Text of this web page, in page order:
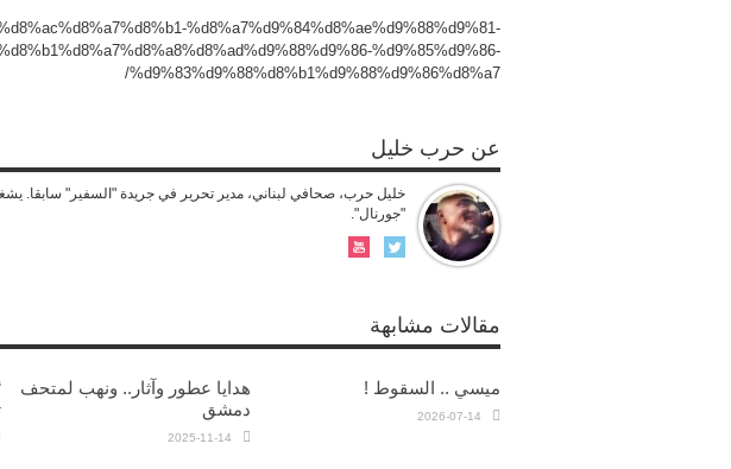
%d8%a7%d9%84%d8%ae%d9%88%d9%81-
%d9%85%d9%86-
%d9%83%d9%88%d8%b1%d9%88%d9%86%d8%a7/
عن حرب خليل
خليل حرب، صحافي لبناني، مدير تحرير في جريدة "السفير" سابقا.
"جورنال".
مقالات مشابهة
ميسي .. السقوط !
2026-07-14
هدايا عطور وآثار.. ونهب لمتحف
دمشق
2025-11-14